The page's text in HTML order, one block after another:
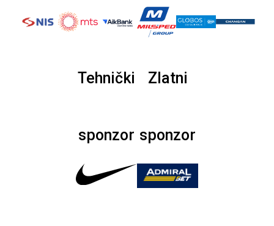
Tehnički
sponzor
Zlatni
sponzor